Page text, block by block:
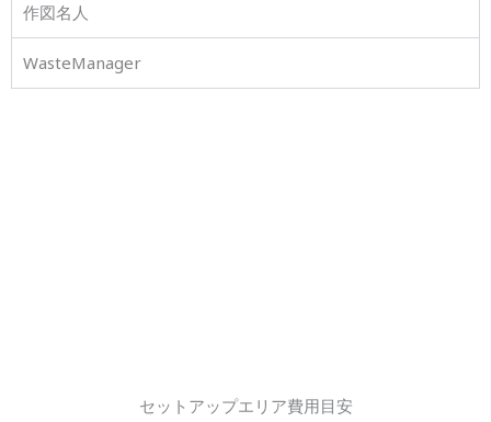
作図名人
WasteManager
セットアップエリア費用目安